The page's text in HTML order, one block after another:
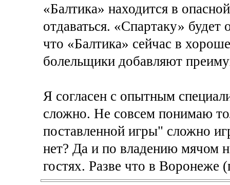
«Балтика» находится в
отдаваться. «Спартаку»
что «Балтика» сейчас в
болельщики добавляют
Я согласен с опытным
сложно. Не совсем понимаю
поставленной игры" сложно
нет? Да и по владению мячом
гостях. Разве что в Воронеже